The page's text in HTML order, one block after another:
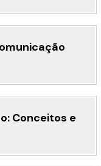
Conceitos e